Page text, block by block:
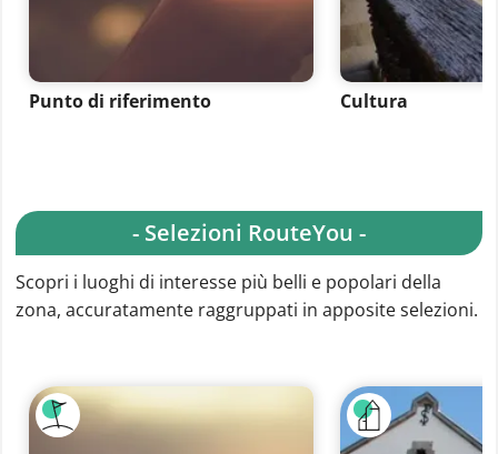
Punto di riferimento Cultura
- Selezioni RouteYou -
Scopri i luoghi di interesse più belli e popolari della
zona, accuratamente raggruppati in apposite selezioni.